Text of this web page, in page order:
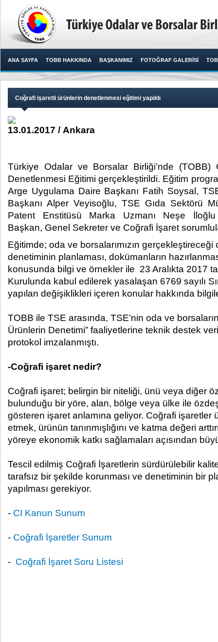
ANA SAYFA TOBB HAKKINDA BAŞKANIMIZ FOTOĞRAF GALERİSİ
Coğrafi işaretli ürünlerin denetlenmesi eğitimi yapıldı
13.01.2017 / Ankara
Türkiye Odalar ve Borsalar Birliği’nde (TOBB)
Denetlenmesi Eğitimi gerçekleştirildi. Eğitim
Arge Uygulama Daire Başkanı Fatih Soysal,
Başkanı Alper Veyisoğlu, TSE Gıda Sektörü
Patent Enstitüsü Marka Uzmanı Neşe İloğlu
Başkan, Genel Sekreter ve Coğrafi İşaret
Eğitimde; oda ve borsalarımızın
denetiminin planlaması, dokümanların
konusunda bilgi ve örnekler ile 23 Aralıkta 2017
Kurulunda kabul edilerek yasalaşan 6769 sayılı
yapılan değişiklikleri içeren konular hakkında
TOBB ile TSE arasında, TSE’nin oda ve
Ürünlerin Denetimi” faaliyetlerine teknik destek
protokol imzalanmıştı.
-Coğrafi işaret nedir?
Coğrafi işaret; belirgin bir niteliği, ünü veya diğer
bulunduğu bir yöre, alan, bölge veya ülke ile
gösteren işaret anlamına geliyor. Coğrafi işaretler
etmek, ürünün tanınmışlığını ve katma değeri
yöreye ekonomik katkı sağlamaları açısından
Tescil edilmiş Coğrafi İşaretlerin sürdürülebilir
tarafsız bir şekilde korunması ve denetiminin bir
yapılması gerekiyor.
- CI Kanun Sunum
- Coğrafi İşaretler Sunum
- Coğrafi İşaret Soru Listesi